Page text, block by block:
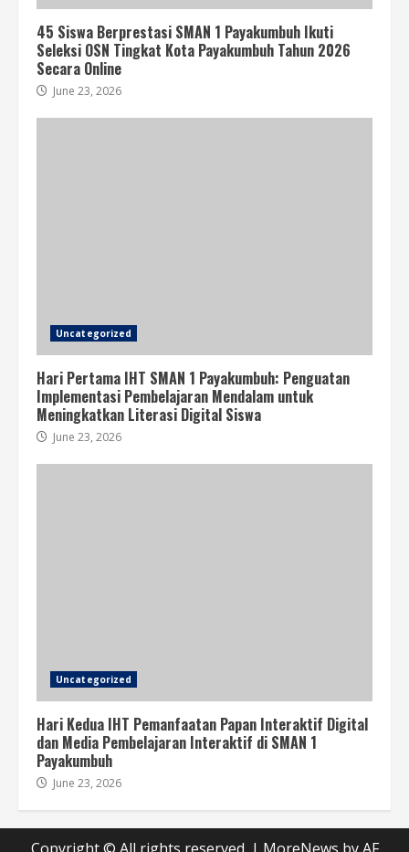
45 Siswa Berprestasi SMAN 1 Payakumbuh Ikuti
Seleksi OSN Tingkat Kota Payakumbuh Tahun 2026
Secara Online
June 23, 2026
Uncategorized
Hari Pertama IHT SMAN 1 Payakumbuh: Penguatan
Implementasi Pembelajaran Mendalam untuk
Meningkatkan Literasi Digital Siswa
June 23, 2026
Uncategorized
Hari Kedua IHT Pemanfaatan Papan Interaktif Digital
dan Media Pembelajaran Interaktif di SMAN 1
Payakumbuh
June 23, 2026